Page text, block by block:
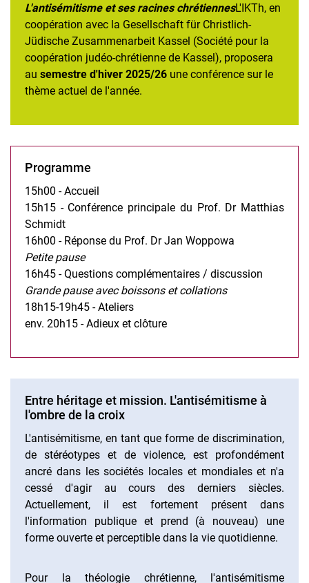
L'antisémitisme et ses racines chrétiennesL'IKTh, en
coopération avec la Gesellschaft für Christlich-
Jüdische Zusammenarbeit Kassel (Société pour la
coopération judéo-chrétienne de Kassel), proposera
au semestre d'hiver 2025/26 une conférence sur le
thème actuel de l'année.
Programme
15h00 - Accueil
15h15 - Conférence principale du Prof. Dr Matthias
Schmidt
16h00 - Réponse du Prof. Dr Jan Woppowa
Petite pause
16h45 - Questions complémentaires / discussion
Grande pause avec boissons et collations
18h15-19h45 - Ateliers
env. 20h15 - Adieux et clôture
Entre héritage et mission. L'antisémitisme à
l'ombre de la croix
L'antisémitisme, en tant que forme de discrimination,
de stéréotypes et de violence, est profondément
ancré dans les sociétés locales et mondiales et n'a
cessé d'agir au cours des derniers siècles.
Actuellement, il est fortement présent dans
l'information publique et prend (à nouveau) une
forme ouverte et perceptible dans la vie quotidienne.
Pour la théologie chrétienne, l'antisémitisme